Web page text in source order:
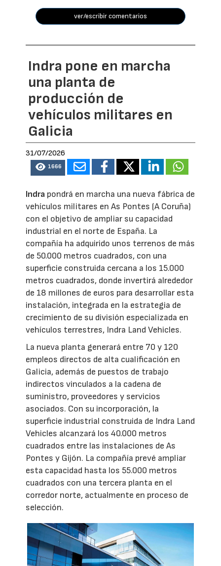
ver/escribir comentarios
Indra pone en marcha
una planta de
producción de
vehículos militares en
Galicia
31/07/2026
1666
Indra pondrá en marcha una nueva fábrica de
vehículos militares en As Pontes (A Coruña)
con el objetivo de ampliar su capacidad
industrial en el norte de España. La
compañía ha adquirido unos terrenos de más
de 50.000 metros cuadrados, con una
superficie construida cercana a los 15.000
metros cuadrados, donde invertirá alrededor
de 18 millones de euros para desarrollar esta
instalación, integrada en la estrategia de
crecimiento de su división especializada en
vehículos terrestres, Indra Land Vehicles.
La nueva planta generará entre 70 y 120
empleos directos de alta cualificación en
Galicia, además de puestos de trabajo
indirectos vinculados a la cadena de
suministro, proveedores y servicios
asociados. Con su incorporación, la
superficie industrial construida de Indra Land
Vehicles alcanzará los 40.000 metros
cuadrados entre las instalaciones de As
Pontes y Gijón. La compañía prevé ampliar
esta capacidad hasta los 55.000 metros
cuadrados con una tercera planta en el
corredor norte, actualmente en proceso de
selección.